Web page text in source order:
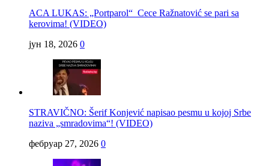
ACA LUKAS: „Portparol“ Cece Ražnatović se pari sa
kerovima! (VIDEO)
јун 18, 2026 0
STRAVIČNO: Šerif Konjević napisao pesmu u kojoj Srbe
naziva „smradovima“! (VIDEO)
фебруар 27, 2026 0